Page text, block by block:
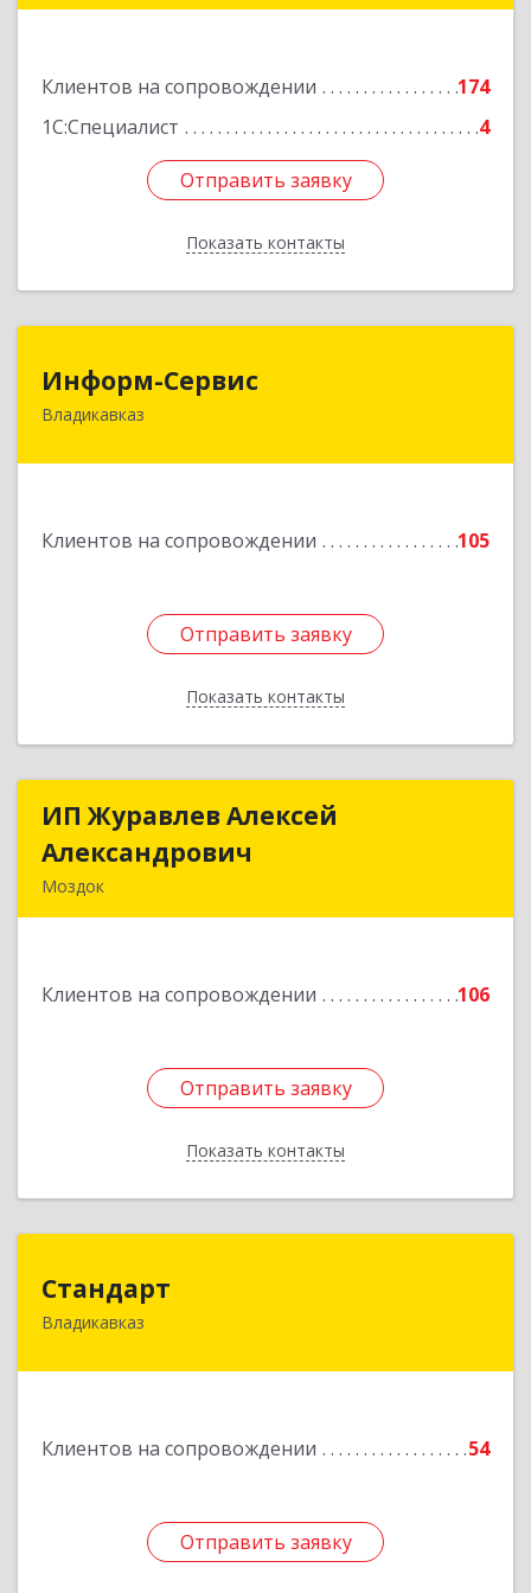
Клиентов на сопровождении
174
1С:Специалист
4
Отправить заявку
Показать контакты
Подробнее
Отправить заявку
Назад
Информ-Сервис
Владикавказ
Клиентов на сопровождении 105
Отправить заявку
Показать контакты
362020, Северная Осетия - Алания Респ,
Отправить заявку
Назад
ИП Журавлев Алексей
Александрович
Моздок
Клиентов на сопровождении 106
Отправить заявку
Показать контакты
ИП Журавлев Алексей
Подробнее
Отправить заявку
Назад
Стандарт
Владикавказ
Клиентов на сопровождении 54
Отправить заявку
362025, Северная Осетия - Алания Респ,
Подробнее
Отправить заявку